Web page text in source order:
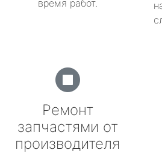
время работ.
Ремонт
запчастями от
производителя